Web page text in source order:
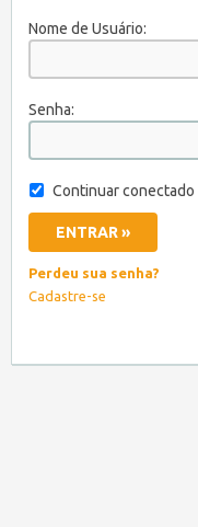
Nome de Usuário:
Senha:
Continuar conectado
Perdeu sua senha?
Cadastre-se